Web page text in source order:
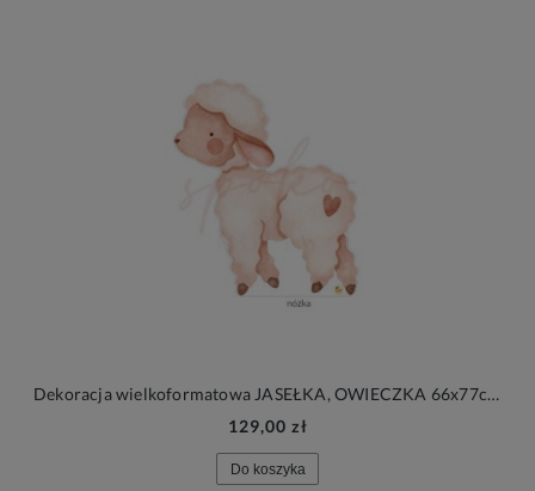
Dekoracja wielkoformatowa JASEŁKA, OWIECZKA 66x77cm
129,00 zł
Do koszyka